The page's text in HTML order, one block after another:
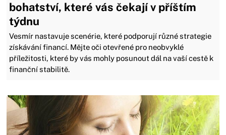
bohatství, které vás čekají v příštím
týdnu
Vesmír nastavuje scenérie, které podporují různé strategie
získávání financí. Mějte oči otevřené pro neobvyklé
příležitosti, které by vás mohly posunout dál na vaší cestě k
finanční stabilitě.